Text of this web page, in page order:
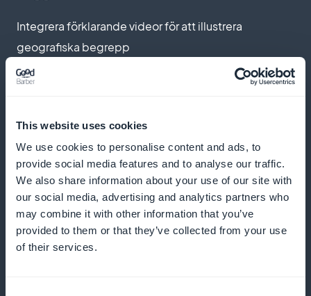
This website uses cookies
We use cookies to personalise content and ads, to
provide social media features and to analyse our traffic.
We also share information about your use of our site with
our social media, advertising and analytics partners who
may combine it with other information that you’ve
provided to them or that they’ve collected from your use
of their services.
Integrera förklarande videor för att illustrera
geografiska begrepp
Meddela dina användare så snart en ny kurs eller
uppdatering är tillgänglig
Podcastformat för lärande